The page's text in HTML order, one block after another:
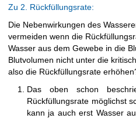
Zu 2. Rückfüllungsrate:
Die Nebenwirkungen des
vermeiden wenn die
Wasser aus dem Gewebe in die
Blutvolumen nicht unter die
also die Rückfüllungsrate
Das oben schon
Rückfüllungsrate möglichst
kann ja auch erst Wasser